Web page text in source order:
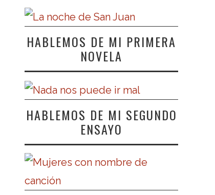
HABLEMOS DE MI PRIMERA
NOVELA
HABLEMOS DE MI SEGUNDO
ENSAYO